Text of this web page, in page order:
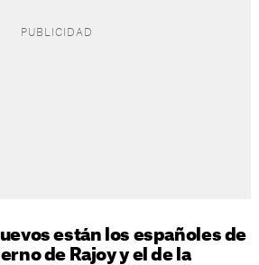
están los españoles de
de Rajoy y el de la